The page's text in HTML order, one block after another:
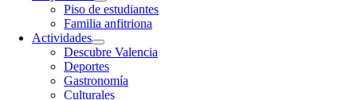
Piso de estudiantes
Familia anfitriona
Actividades
Descubre Valencia
Deportes
Gastronomía
Culturales